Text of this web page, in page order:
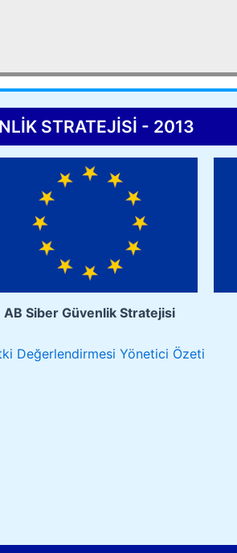
STRATEJİSİ - 2013
AB Siber Güvenlik Stratejisi
Değerlendirmesi Yönetici Özeti